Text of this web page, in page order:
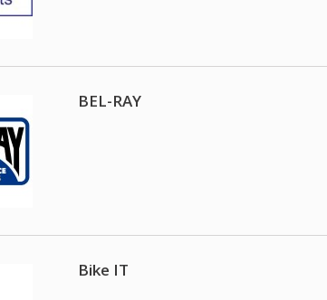
BEL-RAY
Bike IT